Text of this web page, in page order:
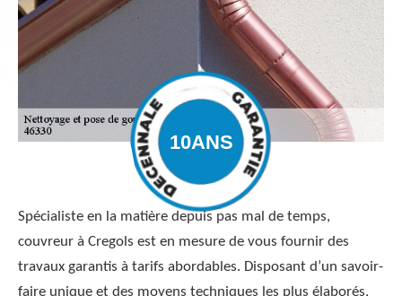
Spécialiste en la matière depuis pas mal de temps,
couvreur à Cregols est en mesure de vous fournir des
travaux garantis à tarifs abordables. Disposant d’un savoir-
faire unique et des moyens techniques les plus élaborés,